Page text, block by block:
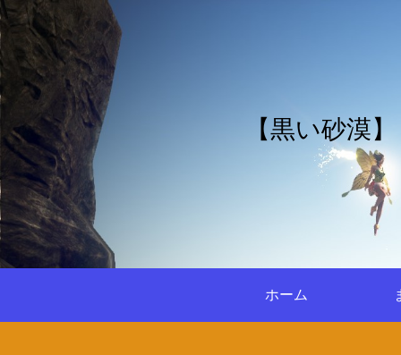
【黒い砂漠
ホーム